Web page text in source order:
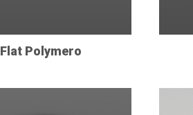
Flat Polymero